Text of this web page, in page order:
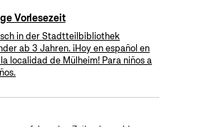
Vorlesezeit
in der Stadtteilbibliothek
ab 3 Jahren. ¡Hoy en español en
localidad de Mülheim! Para niños a